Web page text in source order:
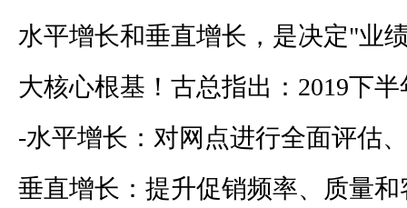
水平增长和垂直增长，是决定"业
大核心根基！古总指出：2019下
-水平增长：对网点进行全面评估
垂直增长：提升促销频率、质量和